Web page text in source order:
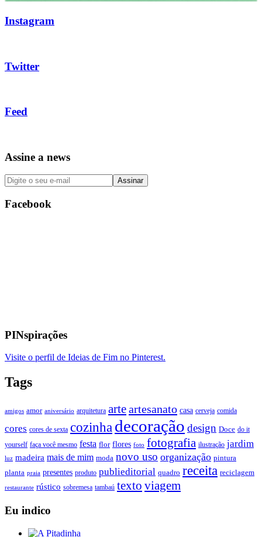
Instagram
Twitter
Feed
Assine a news
Facebook
PINspirações
Visite o perfil de Ideias de Fim no Pinterest.
Tags
amigos amor aniversário arquitetura arteartesanato casa cerveja comida
cores cores de sexta cozinha decoração design Doce do it
yourself faça você mesmo festa flor flores foto fotografia ilustração jardim
luz madeira mais de mim moda novo uso organização pintura
planta praia presentes produto publieditorial quadro receita reciclagem
restaurante rústico sobremesa tambaú texto viagem
Eu indico